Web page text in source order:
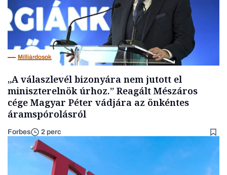
Milliárdosok
„A válaszlevél bizonyára nem jutott el
miniszterelnök úrhoz.” Reagált Mészáros
cége Magyar Péter vádjára az önkéntes
áramspórolásról
Forbes 2 perc